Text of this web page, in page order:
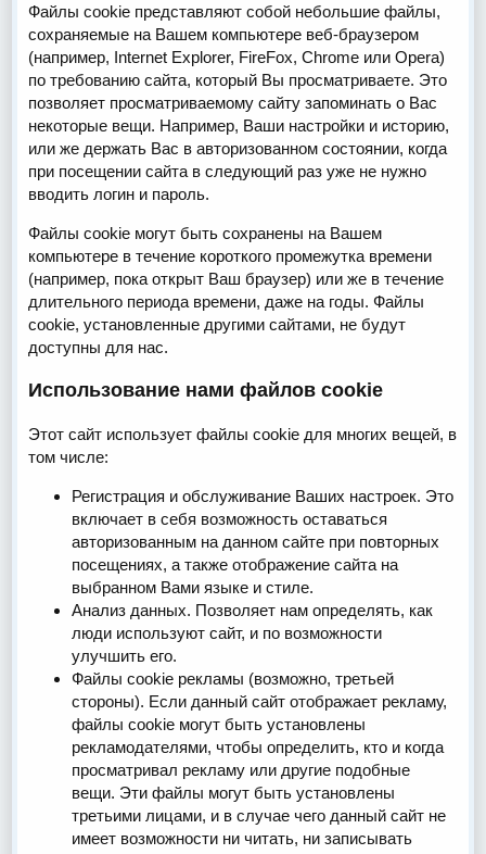
Файлы cookie представляют собой небольшие файлы,
сохраняемые на Вашем компьютере веб-браузером
(например, Internet Explorer, FireFox, Chrome или Opera)
по требованию сайта, который Вы просматриваете. Это
позволяет просматриваемому сайту запоминать о Вас
некоторые вещи. Например, Ваши настройки и историю,
или же держать Вас в авторизованном состоянии, когда
при посещении сайта в следующий раз уже не нужно
вводить логин и пароль.
Файлы cookie могут быть сохранены на Вашем
компьютере в течение короткого промежутка времени
(например, пока открыт Ваш браузер) или же в течение
длительного периода времени, даже на годы. Файлы
cookie, установленные другими сайтами, не будут
доступны для нас.
Использование нами файлов cookie
Этот сайт использует файлы cookie для многих вещей, в
том числе:
Регистрация и обслуживание Ваших настроек. Это
включает в себя возможность оставаться
авторизованным на данном сайте при повторных
посещениях, а также отображение сайта на
выбранном Вами языке и стиле.
Анализ данных. Позволяет нам определять, как
люди используют сайт, и по возможности
улучшить его.
Файлы cookie рекламы (возможно, третьей
стороны). Если данный сайт отображает рекламу,
файлы cookie могут быть установлены
рекламодателями, чтобы определить, кто и когда
просматривал рекламу или другие подобные
вещи. Эти файлы могут быть установлены
третьими лицами, и в случае чего данный сайт не
имеет возможности ни читать, ни записывать